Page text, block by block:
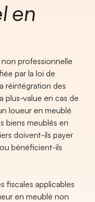
en
professionnelle
par la loi de
réintégration des
plus-value en cas de
loueur en meublé
biens meublés en
doivent-ils payer
bénéficient-ils
fiscales applicables
en meublé non